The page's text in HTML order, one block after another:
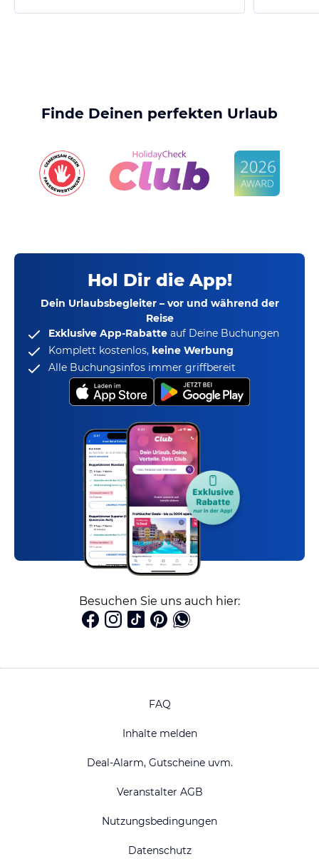
Finde Deinen perfekten Urlaub
Hol Dir die App!
Dein Urlaubsbegleiter – vor und während der
Reise
Exklusive App-Rabatte auf Deine Buchungen
Komplett kostenlos, keine Werbung
Alle Buchungsinfos immer griffbereit
Besuchen Sie uns auch hier:
FAQ
Inhalte melden
Deal-Alarm, Gutscheine uvm.
Veranstalter AGB
Nutzungsbedingungen
Datenschutz